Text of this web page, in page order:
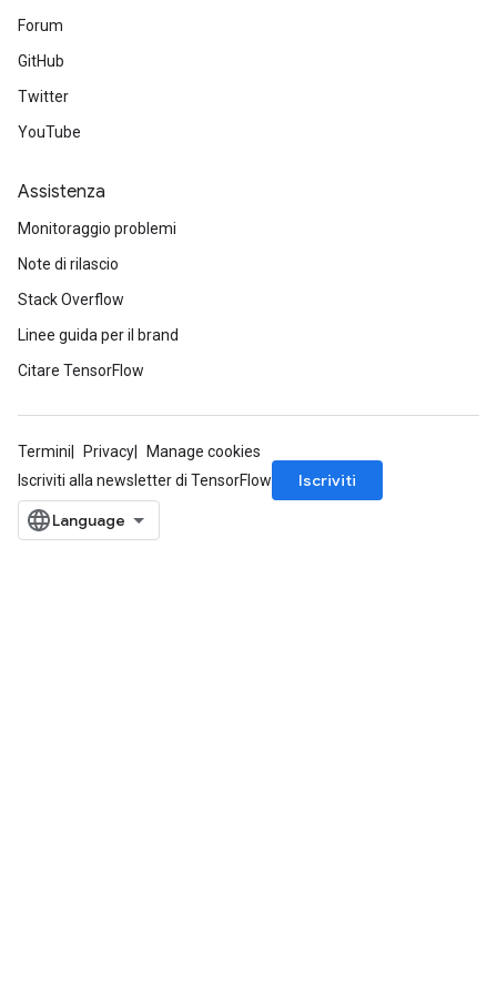
Forum
GitHub
Twitter
YouTube
Assistenza
Monitoraggio problemi
Note di rilascio
Stack Overflow
Linee guida per il brand
Citare TensorFlow
Termini Privacy
Manage cookies
Iscriviti alla newsletter di TensorFlow
Iscriviti